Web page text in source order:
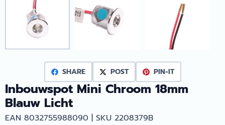
SHARE POST PIN-IT
Inbouwspot Mini Chroom 18mm
Blauw Licht
EAN 8032755988090 | SKU 2208379B